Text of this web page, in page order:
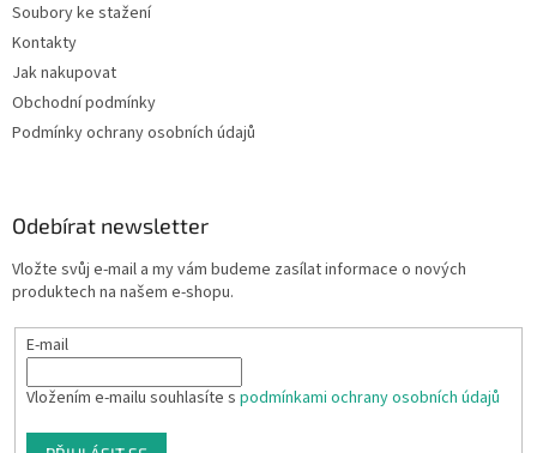
Soubory ke stažení
Kontakty
Jak nakupovat
Obchodní podmínky
Podmínky ochrany osobních údajů
Odebírat newsletter
Vložte svůj e-mail a my vám budeme zasílat informace o nových
produktech na našem e-shopu.
E-mail
Vložením e-mailu souhlasíte s podmínkami ochrany osobních údajů